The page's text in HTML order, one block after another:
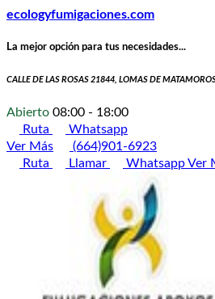
ecologyfumigaciones.com
La mejor opción para tus necesidades...
CALLE DE LAS ROSAS 21844, LOMAS DE
Abierto 08:00 - 18:00
Ruta
Whatsapp
Ver Más
(664)901-6923
Ruta
Llamar WhatsappVer